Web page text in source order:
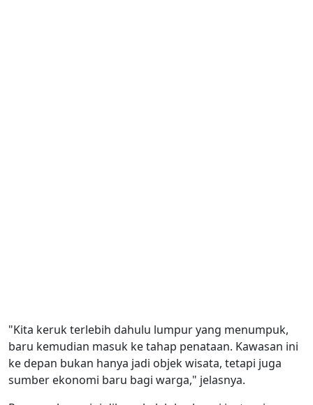
"Kita keruk terlebih dahulu lumpur yang menumpuk,
baru kemudian masuk ke tahap penataan. Kawasan ini
ke depan bukan hanya jadi objek wisata, tetapi juga
sumber ekonomi baru bagi warga," jelasnya.